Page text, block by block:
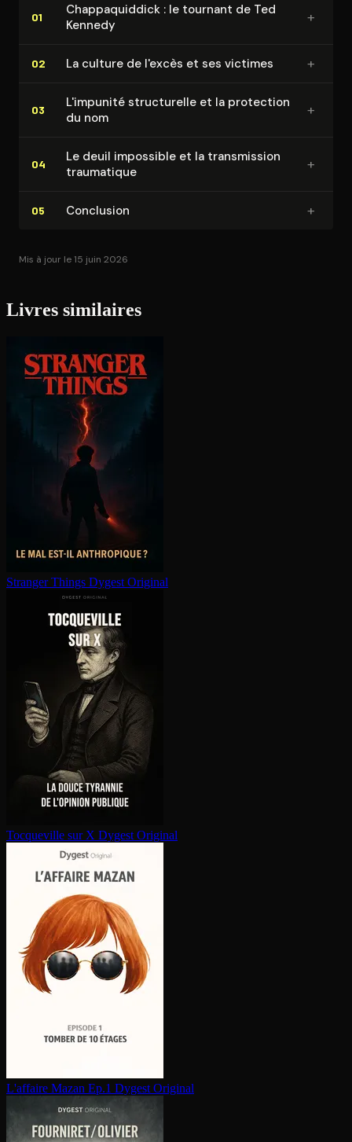
01
Chap­pa­quid­dick : le tournant de Ted
Kennedy
+
02 La culture de l'excès et ses victimes +
03
L'impunité struc­tu­relle et la protection
du nom
+
04
Le deuil impossible et la trans­mis­sion
traumatique
+
05 Conclusion +
Mis à jour le 15 juin 2026
Livres similaires
Stranger Things Dygest Original
Tocqueville sur X Dygest Original
L'affaire Mazan Ep.1 Dygest Original